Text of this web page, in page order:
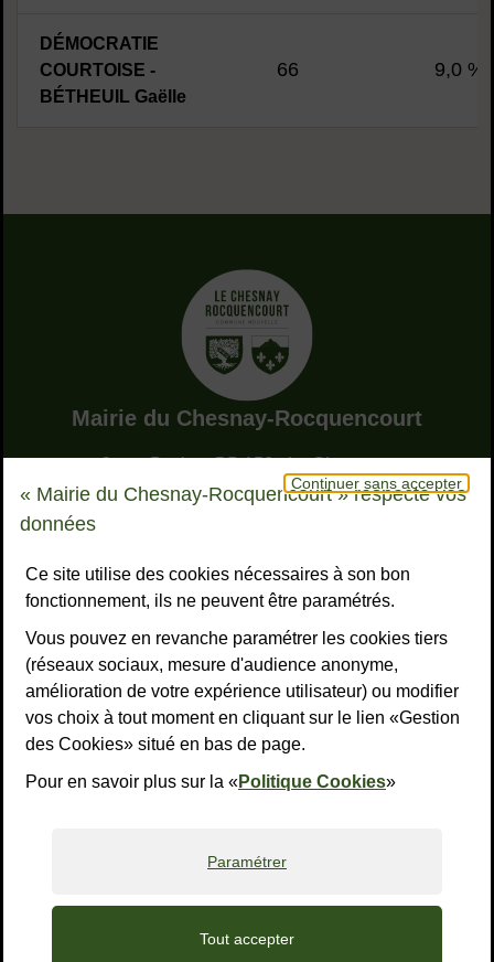
Continuer sans accepter
« Mairie du Chesnay-Rocquencourt » respecte vos
données
Ce site utilise des cookies nécessaires à son bon
fonctionnement, ils ne peuvent être paramétrés.
Vous pouvez en revanche paramétrer les cookies tiers
(réseaux sociaux, mesure d'audience anonyme,
amélioration de votre expérience utilisateur) ou modifier
vos choix à tout moment en cliquant sur le lien «Gestion
des Cookies» situé en bas de page.
Pour en savoir plus sur la «Politique Cookies»
Paramétrer
Tout accepter
DÉMOCRATIE
COURTOISE -
BÉTHEUIL Gaëlle
66 9,0 %
Adresse dans le pied de page
Mairie du Chesnay-Rocquencourt
9, rue Pottier - BP 150 - Le Chesnay
78155 Le Chesnay-Rocquencourt cedex
NOUS CONTACTER
S’ABONNER À LA LETTRE D’INFO
Liens réseaux sociaux
Facebook
Instagram
YouTube
Liens bas de page
Mentions légalesAccessibilité : non conforme
Politiques de confidentialitéGestion des cookies